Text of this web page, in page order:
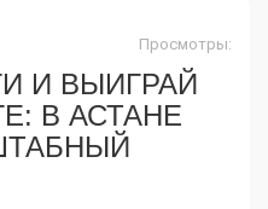
Просмотры:
И ВЫИГРАЙ
В АСТАНЕ